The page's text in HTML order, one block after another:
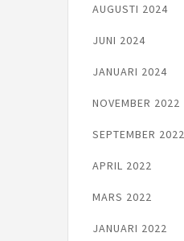
AUGUSTI 2024
JUNI 2024
JANUARI 2024
NOVEMBER 2022
SEPTEMBER 2022
APRIL 2022
MARS 2022
JANUARI 2022